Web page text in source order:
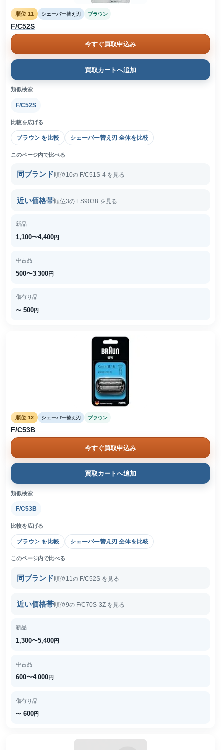
順位 11 シェーバー替え刃 ブラウン
F/C52S
今すぐ買取申込み
買取カートへ追加
類似検索
F/C52S
比較を広げる
ブラウン を比較 シェーバー替え刃 全体を比較
このページ内で比べる
同ブランド 順位10の F/C51S-4 を見る
近い価格帯順位3の ES9038 を見る
新品
1,100〜4,400円
中古品
500〜3,300円
傷有り品
〜 500円
順位 12 シェーバー替え刃 ブラウン
F/C53B
今すぐ買取申込み
買取カートへ追加
類似検索
F/C53B
比較を広げる
ブラウン を比較 シェーバー替え刃 全体を比較
このページ内で比べる
同ブランド 順位11の F/C52S を見る
近い価格帯順位9の F/C70S-3Z を見る
新品
1,300〜5,400円
中古品
600〜4,000円
傷有り品
〜 600円